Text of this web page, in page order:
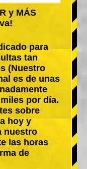
y MÁS
para
tan
(Nuestro
es de unas
por día.
sobre
hoy y
nuestro
las horas
de